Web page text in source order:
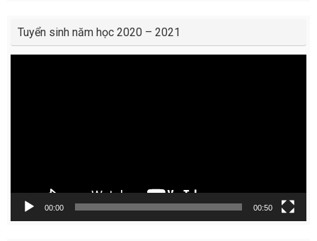
Tuyển sinh năm học 2020 – 2021
00:00 00:50